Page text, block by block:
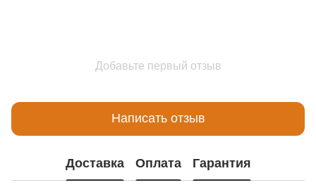
Добавьте первый отзыв
Написать отзыв
Доставка Оплата Гарантия